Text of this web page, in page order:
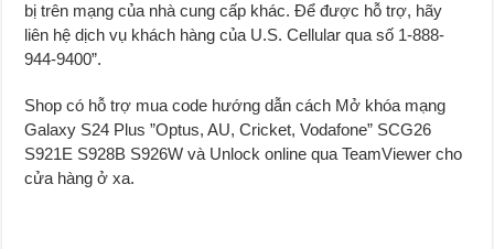
bị trên mạng của nhà cung cấp khác. Để được hỗ trợ, hãy
liên hệ dịch vụ khách hàng của U.S. Cellular qua số 1-888-
944-9400”.
Shop có hỗ trợ mua code hướng dẫn cách Mở khóa mạng
Galaxy S24 Plus ”Optus, AU, Cricket, Vodafone” SCG26
S921E S928B S926W và Unlock online qua TeamViewer cho
cửa hàng ở xa.